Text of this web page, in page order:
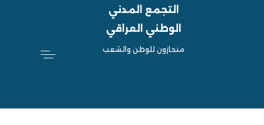
التجمع المدني
الوطني العراقي
منحازون للوطن والشعب